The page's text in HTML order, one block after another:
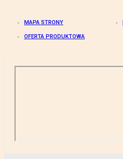
MAPA STRONY
OFERTA PRODUKTOWA